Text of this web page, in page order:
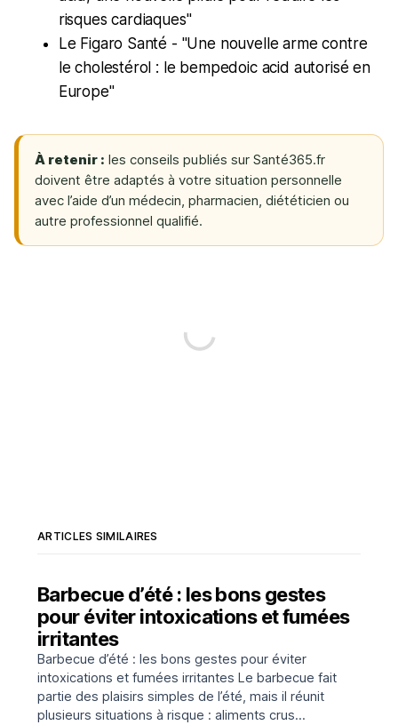
risques cardiaques"
Le Figaro Santé - "Une nouvelle arme contre
le cholestérol : le bempedoic acid autorisé en
Europe"
À retenir : les conseils publiés sur Santé365.fr
doivent être adaptés à votre situation personnelle
avec l’aide d’un médecin, pharmacien, diététicien ou
autre professionnel qualifié.
ARTICLES SIMILAIRES
Barbecue d’été : les bons gestes
pour éviter intoxications et fumées
irritantes
Barbecue d’été : les bons gestes pour éviter
intoxications et fumées irritantes Le barbecue fait
partie des plaisirs simples de l’été, mais il réunit
plusieurs situations à risque : aliments crus